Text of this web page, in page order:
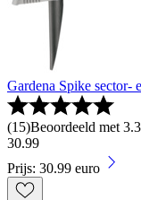
Gardena Spike sector-
(15)Beoordeeld met
30.99
Prijs: 30.99 euro